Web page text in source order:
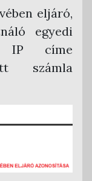
eljáró,
egyedi
IP címe
számla